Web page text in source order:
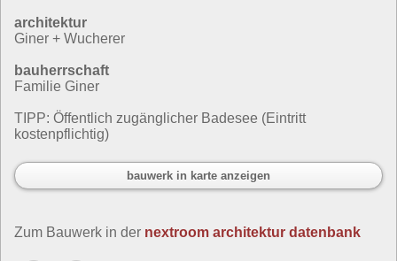
architektur
Giner + Wucherer
bauherrschaft
Familie Giner
TIPP: Öffentlich zugänglicher Badesee (Eintritt
kostenpflichtig)
bauwerk in karte anzeigen
Zum Bauwerk in der nextroom architektur datenbank